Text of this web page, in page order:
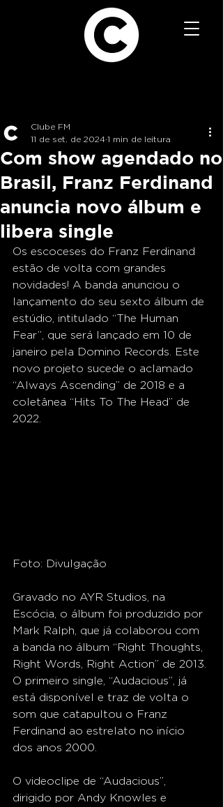
Com show agendado no
Brasil, Franz Ferdinand
anuncia novo álbum e
libera single
Clube FM
11 de set. de 2024 1 min de leitura
Os escoceses do Franz Ferdinand
estão de volta com grandes
novidades! A banda anunciou o
lançamento do seu sexto álbum de
estúdio, intitulado “The Human
Fear”, que será lançado em 10 de
janeiro pela Domino Records. Este
novo projeto sucede o aclamado
“Always Ascending” de 2018 e a
coletânea “Hits To The Head” de
2022.
Foto: Divulgação
Gravado no AYR Studios, na
Escócia, o álbum foi produzido por
Mark Ralph, que já colaborou com
a banda no álbum “Right Thoughts,
Right Words, Right Action” de 2013.
O primeiro single, “Audacious”, já
está disponível e traz de volta o
som que catapultou o Franz
Ferdinand ao estrelato no início
dos anos 2000.
O videoclipe de “Audacious”,
dirigido por Andy Knowles e